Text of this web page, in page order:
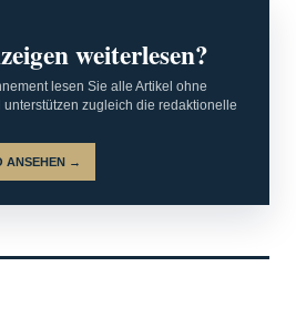
weiterlesen?
lesen Sie alle Artikel ohne
zugleich die redaktionelle
ANSEHEN →